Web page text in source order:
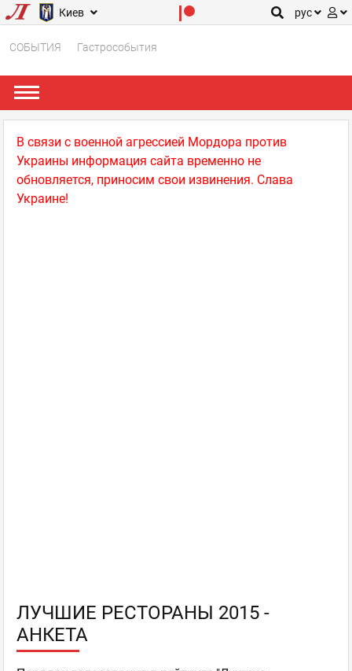
Киев рус
СОБЫТИЯ Гастрособытия
В связи с военной агрессией Мордора против
Украины информация сайта временно не
обновляется, приносим свои извинения. Слава
Украине!
ЛУЧШИЕ РЕСТОРАНЫ 2015 -
АНКЕТА